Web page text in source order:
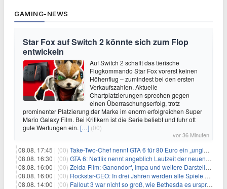
GAMING-NEWS
Star Fox auf Switch 2 könnte sich zum Flop
entwickeln
Auf Switch 2 schafft das tierische
Flugkommando Star Fox vorerst keinen
Höhenflug – zumindest bei den ersten
Verkaufszahlen. Aktuelle
Chartplatzierungen sprechen gegen
einen Überraschungserfolg, trotz
prominenter Platzierung der Marke im enorm erfolgreichen Super
Mario Galaxy Film. Bei Kritikern ist die Serie beliebt und fuhr oft
gute Wertungen ein. […] (00)
vor 36 Minuten
08.08. 17:45 | (00) Take-Two-Chef nennt GTA 6 für 80 Euro ein „unglaubliches Schnäppchen“
08.08. 16:30 | (00) GTA 6: Netflix nennt angeblich Laufzeit der neuen Gameplay-Präsentation
08.08. 16:00 | (00) Zelda-Film: Ganondorf, Impa und weitere Darsteller sollen feststehen
08.08. 16:00 | (00) Rockstar-CEO: In drei Jahren werden alle Spiele gestreamt
08.08. 14:00 | (00) Fallout 3 war nicht so groß, wie Bethesda es ursprünglich wollte